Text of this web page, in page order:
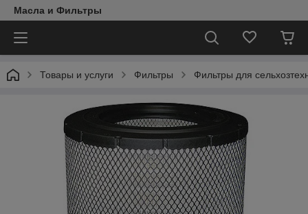
Масла и Фильтры
Товары и услуги Фильтры Фильтры для